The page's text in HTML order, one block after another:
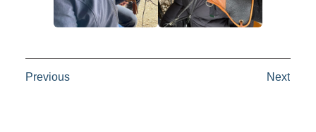
Previous Next